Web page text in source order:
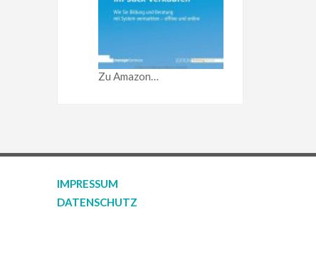
Zu Amazon…
IMPRESSUM
DATENSCHUTZ